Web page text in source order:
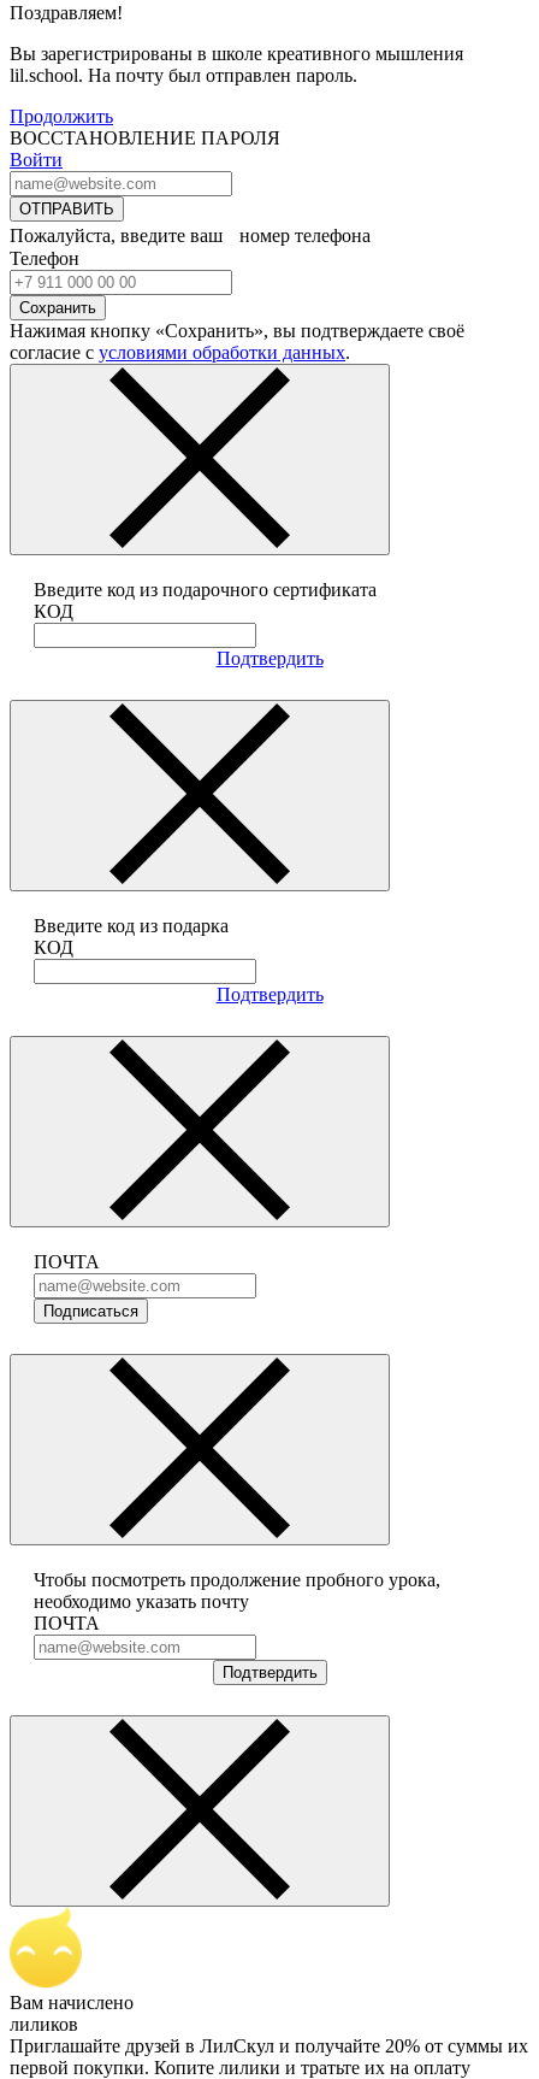
Поздравляем!
Вы зарегистрированы в школе креативного мышления
lil.school. На почту был отправлен пароль.
Продолжить
ВОССТАНОВЛЕНИЕ ПАРОЛЯ
Войти
ОТПРАВИТЬ
Пожалуйста, введите ваш номер телефона
Телефон
Сохранить
Нажимая кнопку «Сохранить», вы подтверждаете своё
согласие с условиями обработки данных.
Введите код из подарочного сертификата
КОД
Подтвердить
Введите код из подарка
КОД
Подтвердить
ПОЧТА
Подписаться
Чтобы посмотреть продолжение пробного урока,
необходимо указать почту
ПОЧТА
Подтвердить
Вам начислено
лиликов
Приглашайте друзей в ЛилСкул и получайте 20% от суммы их
первой покупки. Копите лилики и тратьте их на оплату